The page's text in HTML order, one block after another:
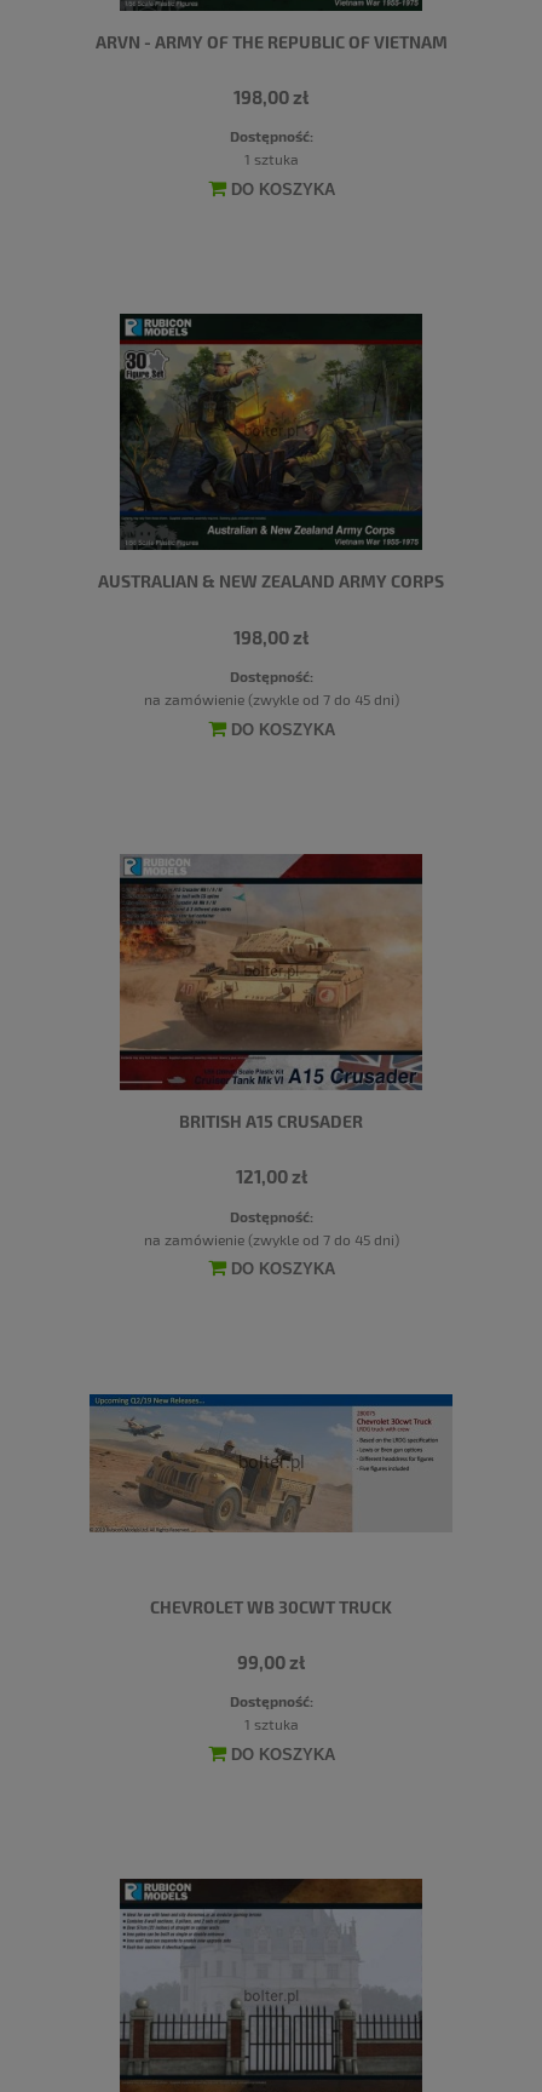
ARVN - ARMY OF THE REPUBLIC OF VIETNAM
198,00 zł
Dostępność:
1 sztuka
DO KOSZYKA
AUSTRALIAN & NEW ZEALAND ARMY CORPS
198,00 zł
Dostępność:
na zamówienie (zwykle od 7 do 45 dni)
DO KOSZYKA
BRITISH A15 CRUSADER
121,00 zł
Dostępność:
na zamówienie (zwykle od 7 do 45 dni)
DO KOSZYKA
CHEVROLET WB 30CWT TRUCK
99,00 zł
Dostępność:
1 sztuka
DO KOSZYKA